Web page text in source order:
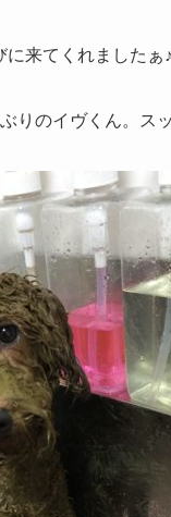
に来てくれましたぁ♪
りのイヴくん。ス